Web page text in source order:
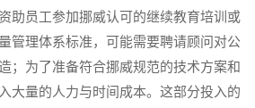
助员工参加挪威认可的继续教育培训或
管理体系标准，可能需要聘请顾问对公
；为了准备符合挪威规范的技术方案和
大量的人力与时间成本。这部分投入的